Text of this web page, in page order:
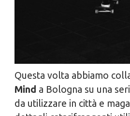
Questa volta abbiamo
Mind a Bologna su una
da utilizzare in città e